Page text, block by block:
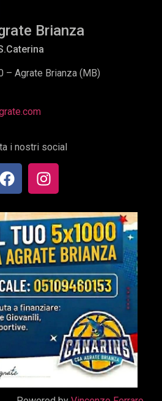
Brianza
– Agrate Brianza (MB)
i nostri social